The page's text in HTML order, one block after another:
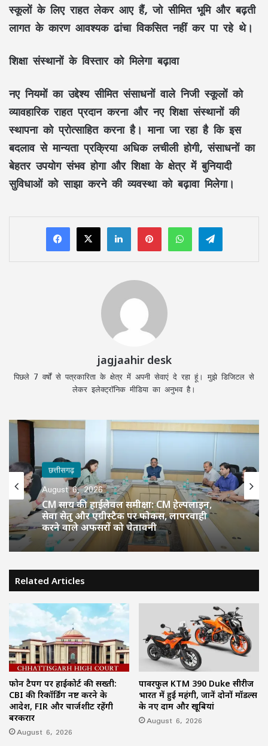
स्कूलों के लिए राहत लेकर आए हैं, जो सीमित भूमि और बढ़ती
लागत के कारण आवश्यक ढांचा विकसित नहीं कर पा रहे थे।
शिक्षा संस्थानों के विस्तार को मिलेगा बढ़ावा
नए नियमों का उद्देश्य सीमित संसाधनों वाले निजी स्कूलों को
व्यावहारिक राहत प्रदान करना और नए शिक्षा संस्थानों की
स्थापना को प्रोत्साहित करना है। माना जा रहा है कि इस
बदलाव से मान्यता प्रक्रिया अधिक लचीली होगी, संसाधनों का
बेहतर उपयोग संभव होगा और शिक्षा के क्षेत्र में बुनियादी
सुविधाओं को साझा करने की व्यवस्था को बढ़ावा मिलेगा।
LinkedInPinterestWhatsAppTelegram
jagjaahir desk
पिछले 7 वर्षों से पत्रकारिता के क्षेत्र में अपनी सेवाएं दे रहा हूं। मुझे डिजिटल से
लेकर इलेक्ट्रॉनिक मीडिया का अनुभव है।
छत्तीसगढ़
August 6, 2026
CM साय की हाईलेवल समीक्षा: CM हेल्पलाइन,
सेवा सेतु और एग्रीस्टैक पर फोकस, लापरवाही
करने वाले अफसरों को चेतावनी
Related Articles
फोन टैपिंग पर हाईकोर्ट की सख्ती:
CBI की रिकॉर्डिंग नष्ट करने के
आदेश, FIR और चार्जशीट रहेंगी
बरकरार
August 6, 2026
पावरफुल KTM 390 Duke सीरीज
भारत में हुई महंगी, जानें दोनों मॉडल्स
के नए दाम और खूबियां
August 6, 2026